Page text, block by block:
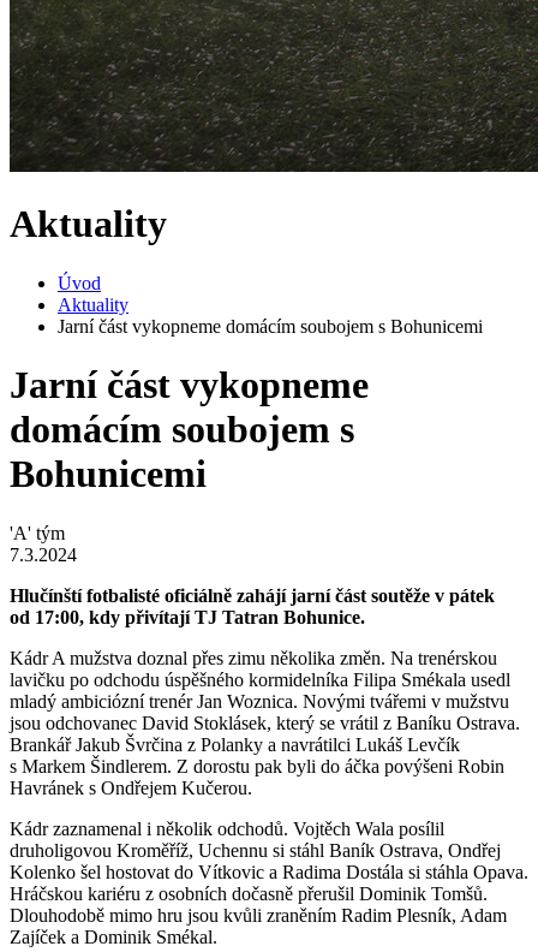
Aktuality
Úvod
Aktuality
Jarní část vykopneme domácím soubojem s Bohunicemi
Jarní část vykopneme
domácím soubojem s
Bohunicemi
'A' tým
7.3.2024
Hlučínští fotbalisté oficiálně zahájí jarní část soutěže v pátek
od 17:00, kdy přivítají TJ Tatran Bohunice.
Kádr A mužstva doznal přes zimu několika změn. Na trenérskou
lavičku po odchodu úspěšného kormidelníka Filipa Smékala usedl
mladý ambiciózní trenér Jan Woznica. Novými tvářemi v mužstvu
jsou odchovanec David Stoklásek, který se vrátil z Baníku Ostrava.
Brankář Jakub Švrčina z Polanky a navrátilci Lukáš Levčík
s Markem Šindlerem. Z dorostu pak byli do áčka povýšeni Robin
Havránek s Ondřejem Kučerou.
Kádr zaznamenal i několik odchodů. Vojtěch Wala posílil
druholigovou Kroměříž, Uchennu si stáhl Baník Ostrava, Ondřej
Kolenko šel hostovat do Vítkovic a Radima Dostála si stáhla Opava.
Hráčskou kariéru z osobních dočasně přerušil Dominik Tomšů.
Dlouhodobě mimo hru jsou kvůli zraněním Radim Plesník, Adam
Zajíček a Dominik Smékal.